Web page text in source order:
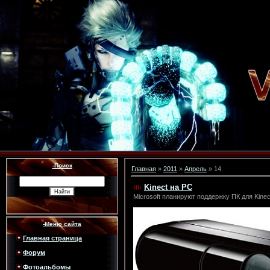
-Поиск
-Меню сайта
Главная страница
Форум
Фотоальбомы
Главная » 2011 » Апрель » 14
Kinect на PC
Microsoft планируют поддержку ПК для